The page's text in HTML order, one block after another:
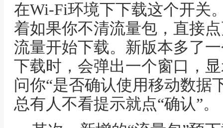
在Wi-Fi环境下下载这个开关
着如果你不清流量包，直接
流量开始下载。新版本多了
下载时，会弹出一个窗口，
问你“是否确认使用移动数据
总有人不看提示就点“确认”。